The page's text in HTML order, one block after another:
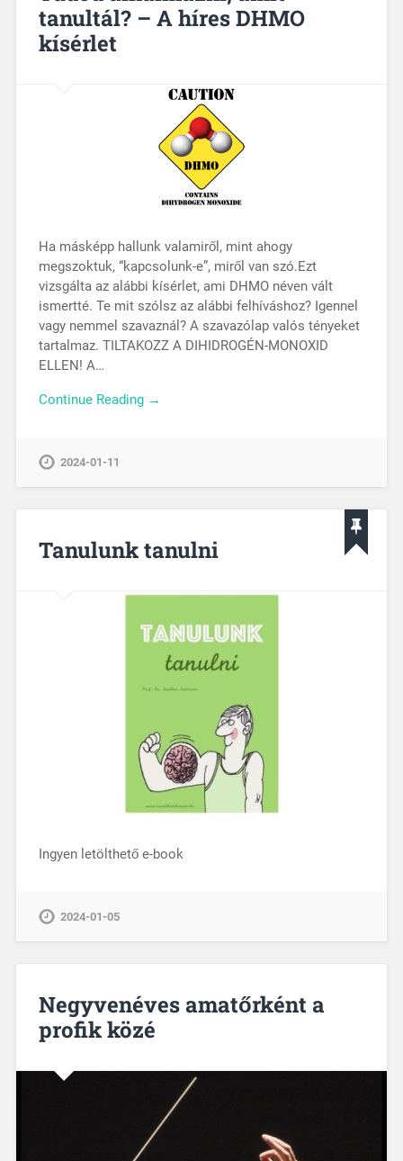
tanultál? – A híres DHMO
kísérlet
Ha másképp hallunk valamiről, mint ahogy
megszoktuk, “kapcsolunk-e”, miről van szó.Ezt
vizsgálta az alábbi kísérlet, ami DHMO néven vált
ismertté. Te mit szólsz az alábbi felhíváshoz? Igennel
vagy nemmel szavaznál? A szavazólap valós tényeket
tartalmaz. TILTAKOZZ A DIHIDROGÉN-MONOXID
ELLEN! A…
Continue Reading →
2024-01-11
Tanulunk tanulni
Ingyen letölthető e-book
2024-01-05
Negyvenéves amatőrként a
profik közé